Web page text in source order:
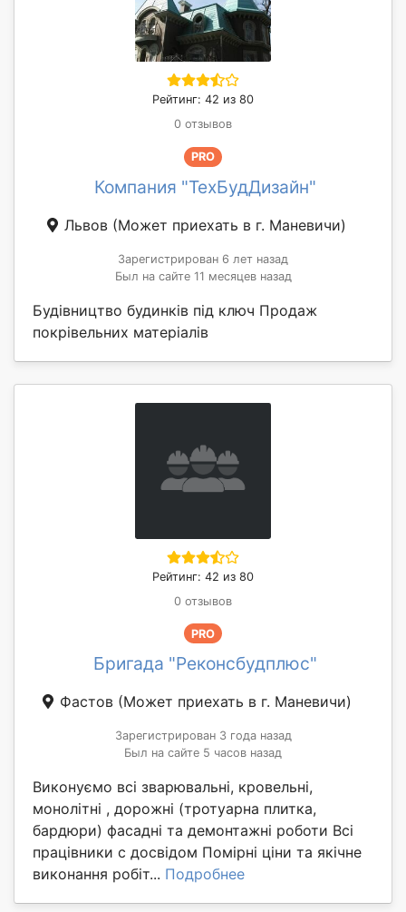
Рейтинг: 42 из 80
0 отзывов
PRO
Компания "ТехБудДизайн"
Львов (Может приехать в г. Маневичи)
Зарегистрирован 6 лет назад
Был на сайте 11 месяцев назад
Будівництво будинків під ключ Продаж
покрівельних матеріалів
Рейтинг: 42 из 80
0 отзывов
PRO
Бригада "Реконсбудплюс"
Фастов (Может приехать в г. Маневичи)
Зарегистрирован 3 года назад
Был на сайте 5 часов назад
Виконуємо всі зварювальні, кровельні,
монолітні , дорожні (тротуарна плитка,
бардюри) фасадні та демонтажні роботи Всі
працівники с досвідом Помірні ціни та якічне
виконання робіт... Подробнее